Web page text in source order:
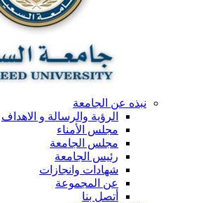
نبذه عن الجامعة
الرؤية والرسالة و الاهداف
مجلس الأمناء
مجلس الجامعة
رئيس الجامعة
شهادات وانجازات
عن المجموعة
أتصل بنا